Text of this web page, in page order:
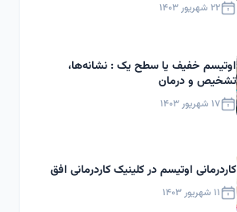
۲۲ شهریور ۱۴۰۳
اوتیسم خفیف یا سطح یک : نشانه‌ها،
تشخیص و درمان
۱۷ شهریور ۱۴۰۳
کاردرمانی اوتیسم در کلینیک کاردرمانی افق
۱۱ شهریور ۱۴۰۳